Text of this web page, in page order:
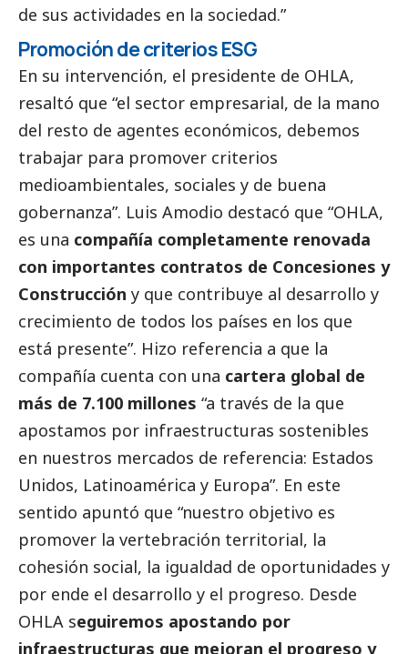
de sus actividades en la sociedad.”
Promoción de criterios ESG
En su intervención, el presidente de OHLA,
resaltó que “el sector empresarial, de la mano
del resto de agentes económicos, debemos
trabajar para promover criterios
medioambientales, sociales y de buena
gobernanza”. Luis Amodio destacó que “OHLA,
es una compañía completamente renovada
con importantes contratos de Concesiones y
Construcción y que contribuye al desarrollo y
crecimiento de todos los países en los que
está presente”. Hizo referencia a que la
compañía cuenta con una cartera global de
más de 7.100 millones “a través de la que
apostamos por infraestructuras sostenibles
en nuestros mercados de referencia: Estados
Unidos, Latinoamérica y Europa”. En este
sentido apuntó que “nuestro objetivo es
promover la vertebración territorial, la
cohesión social, la igualdad de oportunidades y
por ende el desarrollo y el progreso. Desde
OHLA seguiremos apostando por
infraestructuras que mejoran el progreso y